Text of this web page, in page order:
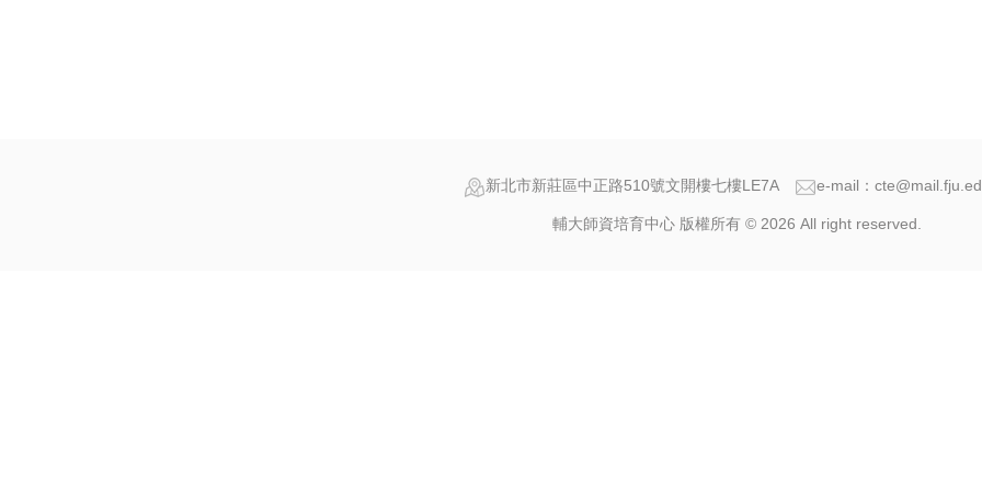
新北市新莊區中正路510號文開樓七樓LE7A e-mail：
輔大師資培育中心 版權所有 © 2026 All right reserved.